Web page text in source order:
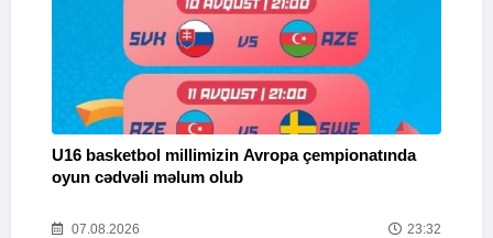
U16 basketbol millimizin Avropa çempionatında
oyun cədvəli məlum olub
07.08.2026 23:32